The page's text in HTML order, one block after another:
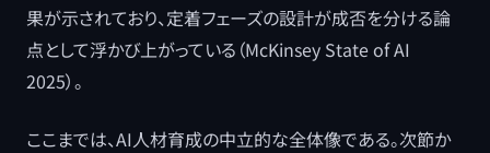
果が示されており、定着フェーズの設計が成否を分ける論
点として浮かび上がっている（McKinsey State of AI
2025）。
ここまでは、AI人材育成の中立的な全体像である。次節か